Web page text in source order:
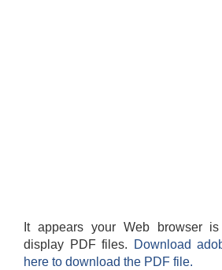
It appears your Web browser
display PDF files.
Download
here to download the PDF file.